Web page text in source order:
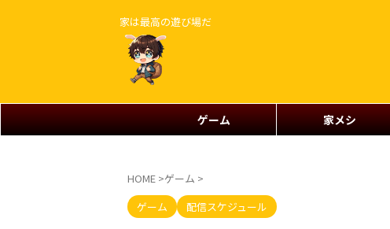
家は最高の遊び場だ
ゲーム 家メシ
HOME >ゲーム >
ゲーム
配信スケジュール